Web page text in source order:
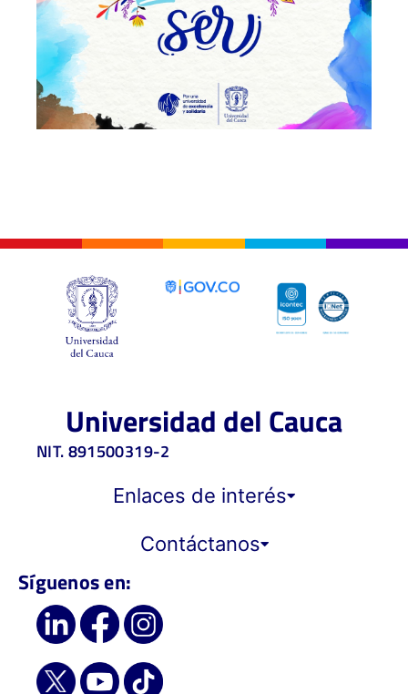
Universidad del Cauca
NIT. 891500319-2
Enlaces de interés
Contáctanos
Síguenos en: